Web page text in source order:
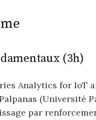
(3h)
Analytics for IoT
(Université
par